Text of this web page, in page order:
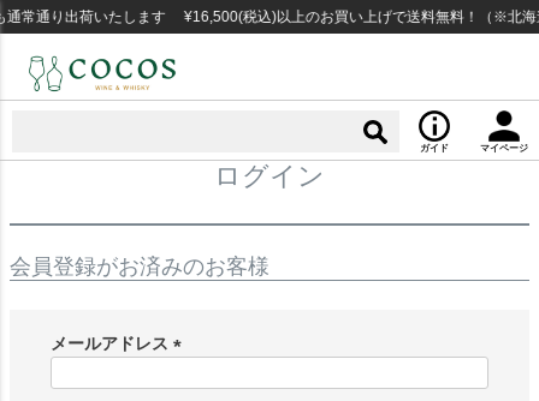
常通り出荷いたします ¥16,500(税込)以上のお買い上げで送料無料！（※北海
ガイド マイページ
ログイン
会員登録がお済みのお客様
メールアドレス